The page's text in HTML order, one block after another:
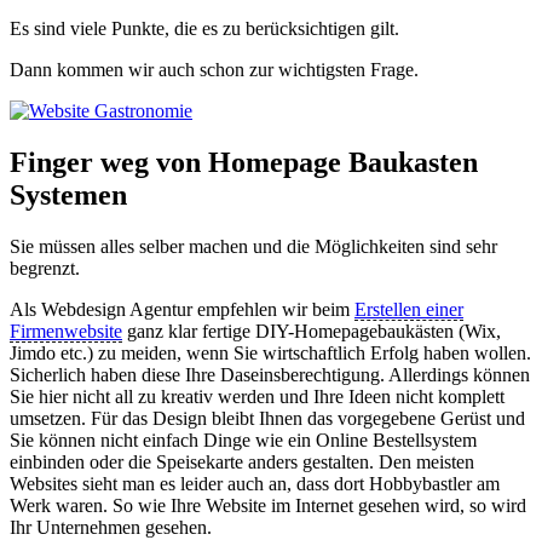
Es sind viele Punkte, die es zu berücksichtigen gilt.
Dann kommen wir auch schon zur wichtigsten Frage.
Finger weg von Homepage Baukasten
Systemen
Sie müssen alles selber machen und die Möglichkeiten sind sehr
begrenzt.
Als Webdesign Agentur empfehlen wir beim Erstellen einer
Firmenwebsite ganz klar fertige DIY-Homepagebaukästen (Wix,
Jimdo etc.) zu meiden, wenn Sie wirtschaftlich Erfolg haben wollen.
Sicherlich haben diese Ihre Daseinsberechtigung. Allerdings können
Sie hier nicht all zu kreativ werden und Ihre Ideen nicht komplett
umsetzen. Für das Design bleibt Ihnen das vorgegebene Gerüst und
Sie können nicht einfach Dinge wie ein Online Bestellsystem
einbinden oder die Speisekarte anders gestalten. Den meisten
Websites sieht man es leider auch an, dass dort Hobbybastler am
Werk waren. So wie Ihre Website im Internet gesehen wird, so wird
Ihr Unternehmen gesehen.